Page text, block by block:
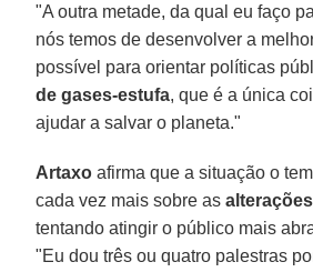
"A outra metade, da qual eu faço
nós temos de desenvolver a
possível para orientar políticas
de gases-estufa, que é a única
ajudar a salvar o planeta."
Artaxo afirma que a situação o
cada vez mais sobre as
tentando atingir o público mais
"Eu dou três ou quatro palestras